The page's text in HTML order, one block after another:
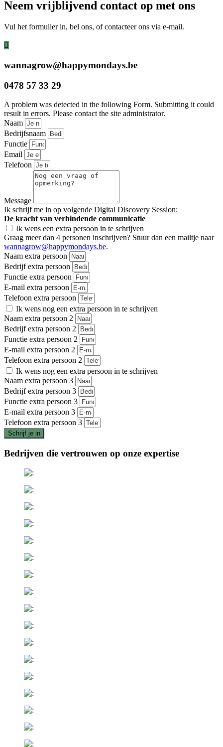
Neem vrijblijvend contact op met ons
Vul het formulier in, bel ons, of contacteer ons via e-mail.
wannagrow@happymondays.be
0478 57 33 29
A problem was detected in the following Form. Submitting it could
result in errors. Please contact the site administrator.
Naam
Bedrijfsnaam
Functie
Email
Telefoon
Message
Ik schrijf me in op volgende Digital Discovery Session:
De kracht van verbindende communicatie
Ik wens een extra persoon in te schrijven
Graag meer dan 4 personen inschrijven? Stuur dan een mailtje naar
wannagrow@happymondays.be.
Naam extra persoon
Bedrijf extra persoon
Functie extra persoon
E-mail extra persoon
Telefoon extra persoon
Ik wens nog een extra persoon in te schrijven
Naam extra persoon 2
Bedrijf extra persoon 2
Functie extra persoon 2
E-mail extra persoon 2
Telefoon extra persoon 2
Ik wens nog een extra persoon in te schrijven
Naam extra persoon 3
Bedrijf extra persoon 3
Functie extra persoon 3
E-mail extra persoon 3
Telefoon extra persoon 3
Schrijf je in
Bedrijven die vertrouwen op onze expertise